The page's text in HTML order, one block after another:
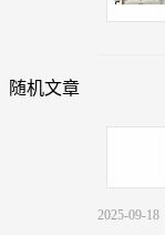
随机文章
2025-09-18